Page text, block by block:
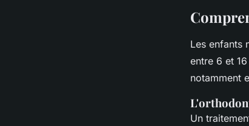
Les enfants
entre 6 et
notamment
Un